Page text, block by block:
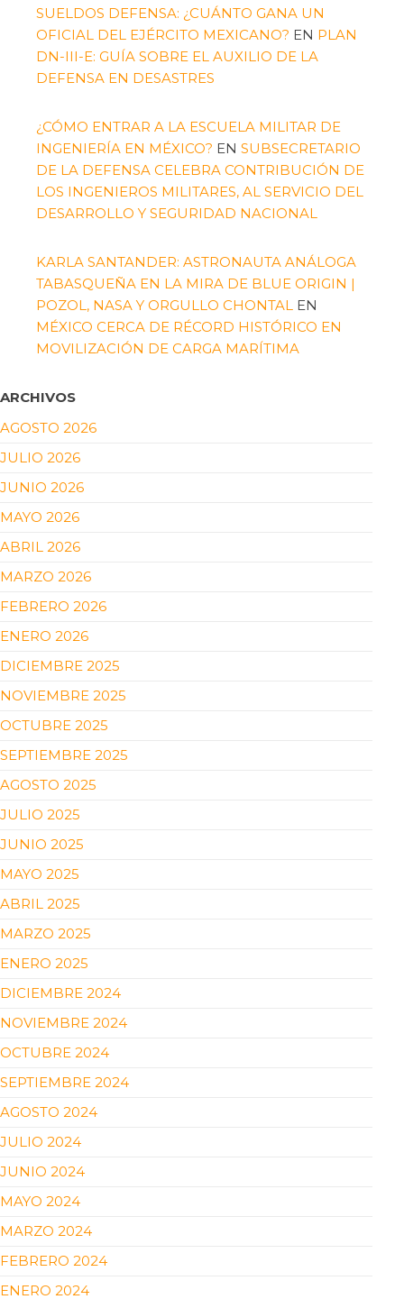
SUELDOS DEFENSA: ¿CUÁNTO GANA UN
OFICIAL DEL EJÉRCITO MEXICANO? EN PLAN
DN-III-E: GUÍA SOBRE EL AUXILIO DE LA
DEFENSA EN DESASTRES
¿CÓMO ENTRAR A LA ESCUELA MILITAR DE
INGENIERÍA EN MÉXICO? EN SUBSECRETARIO
DE LA DEFENSA CELEBRA CONTRIBUCIÓN DE
LOS INGENIEROS MILITARES, AL SERVICIO DEL
DESARROLLO Y SEGURIDAD NACIONAL
KARLA SANTANDER: ASTRONAUTA ANÁLOGA
TABASQUEÑA EN LA MIRA DE BLUE ORIGIN |
POZOL, NASA Y ORGULLO CHONTAL EN
MÉXICO CERCA DE RÉCORD HISTÓRICO EN
MOVILIZACIÓN DE CARGA MARÍTIMA
ARCHIVOS
AGOSTO 2026
JULIO 2026
JUNIO 2026
MAYO 2026
ABRIL 2026
MARZO 2026
FEBRERO 2026
ENERO 2026
DICIEMBRE 2025
NOVIEMBRE 2025
OCTUBRE 2025
SEPTIEMBRE 2025
AGOSTO 2025
JULIO 2025
JUNIO 2025
MAYO 2025
ABRIL 2025
MARZO 2025
ENERO 2025
DICIEMBRE 2024
NOVIEMBRE 2024
OCTUBRE 2024
SEPTIEMBRE 2024
AGOSTO 2024
JULIO 2024
JUNIO 2024
MAYO 2024
MARZO 2024
FEBRERO 2024
ENERO 2024